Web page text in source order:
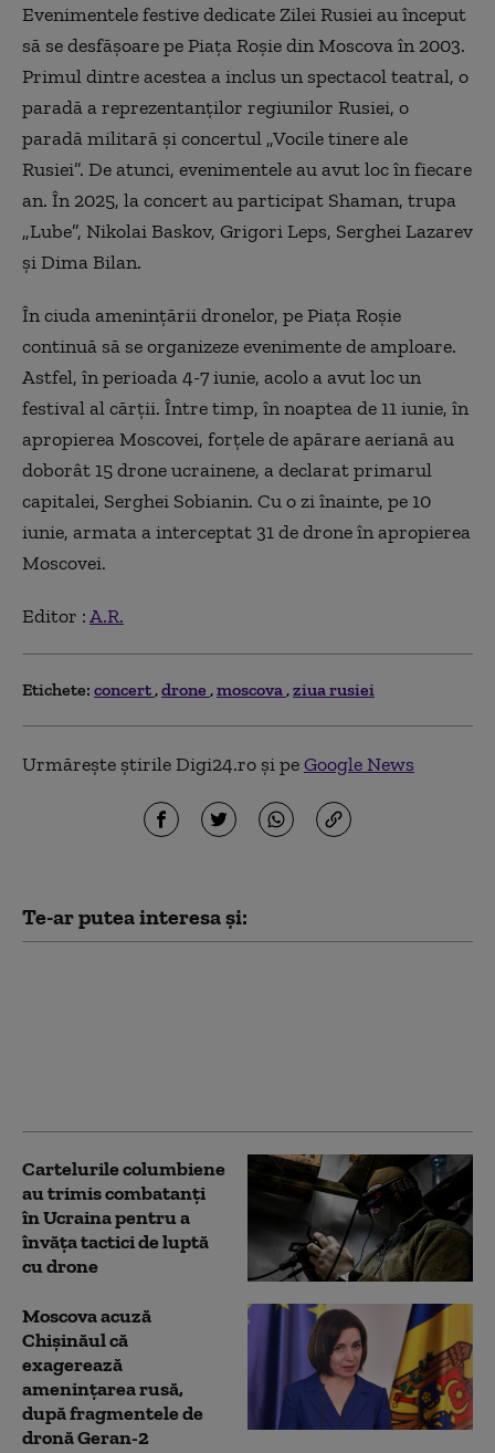
Evenimentele festive dedicate Zilei Rusiei au început
să se desfășoare pe Piața Roșie din Moscova în 2003.
Primul dintre acestea a inclus un spectacol teatral, o
paradă a reprezentanților regiunilor Rusiei, o
paradă militară și concertul „Vocile tinere ale
Rusiei”. De atunci, evenimentele au avut loc în fiecare
an. În 2025, la concert au participat Shaman, trupa
„Lube”, Nikolai Baskov, Grigori Leps, Serghei Lazarev
și Dima Bilan.
În ciuda amenințării dronelor, pe Piața Roșie
continuă să se organizeze evenimente de amploare.
Astfel, în perioada 4-7 iunie, acolo a avut loc un
festival al cărții. Între timp, în noaptea de 11 iunie, în
apropierea Moscovei, forțele de apărare aeriană au
doborât 15 drone ucrainene, a declarat primarul
capitalei, Serghei Sobianin. Cu o zi înainte, pe 10
iunie, armata a interceptat 31 de drone în apropierea
Moscovei.
Editor :A.R.
Etichete: concert drone moscova ziua rusiei
Urmărește știrile Digi24.ro și peGoogle News
Te-ar putea interesa și:
Cartelurile columbiene
au trimis combatanți
în Ucraina pentru a
învăța tactici de luptă
cu drone
Moscova acuză
Chișinăul că
exagerează
amenințarea rusă,
după fragmentele de
dronă Geran-2